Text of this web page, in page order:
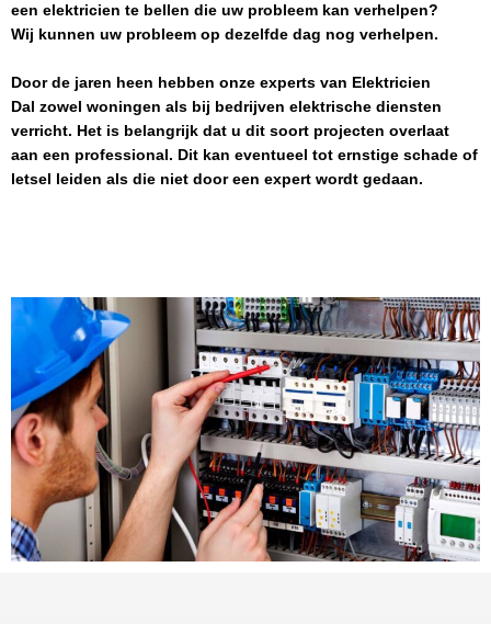
een elektricien te bellen die uw probleem kan verhelpen?
Wij kunnen uw probleem op dezelfde dag nog verhelpen.
Door de jaren heen hebben onze experts van Elektricien
Dal zowel woningen als bij bedrijven elektrische diensten
verricht. Het is belangrijk dat u dit soort projecten overlaat
aan een professional. Dit kan eventueel tot ernstige schade of
letsel leiden als die niet door een expert wordt gedaan.